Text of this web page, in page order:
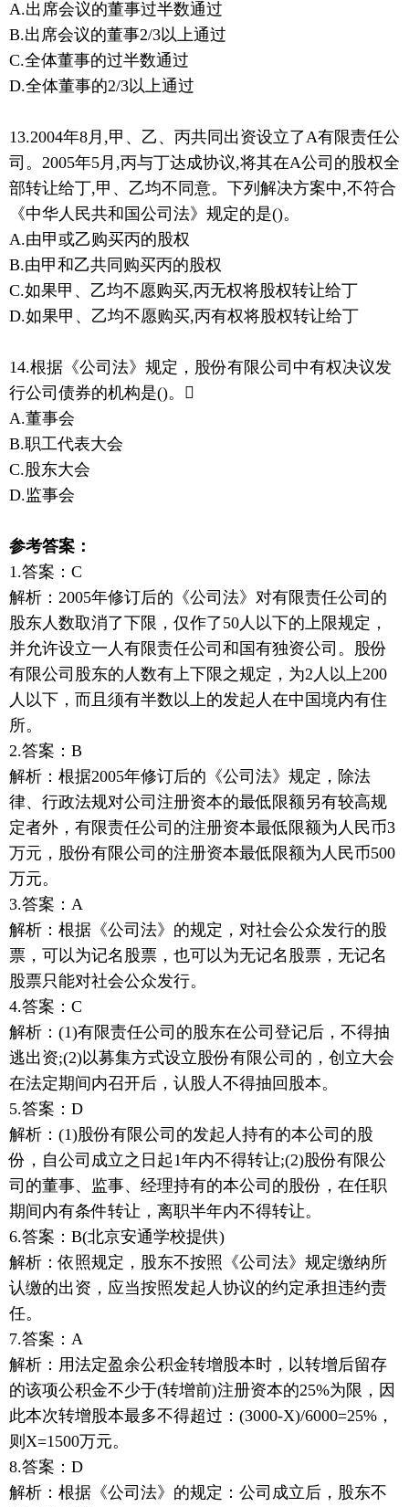
A.出席会议的董事过半数通过
B.出席会议的董事2/3以上通过
C.全体董事的过半数通过
D.全体董事的2/3以上通过
13.2004年8月,甲、乙、丙共同出资设立了A有限责任公
司。2005年5月,丙与丁达成协议,将其在A公司的股权全
部转让给丁,甲、乙均不同意。下列解决方案中,不符合
《中华人民共和国公司法》规定的是()。
A.由甲或乙购买丙的股权
B.由甲和乙共同购买丙的股权
C.如果甲、乙均不愿购买,丙无权将股权转让给丁
D.如果甲、乙均不愿购买,丙有权将股权转让给丁
14.根据《公司法》规定，股份有限公司中有权决议发
行公司债券的机构是()。
A.董事会
B.职工代表大会
C.股东大会
D.监事会
参考答案：
1.答案：C
解析：2005年修订后的《公司法》对有限责任公司的
股东人数取消了下限，仅作了50人以下的上限规定，
并允许设立一人有限责任公司和国有独资公司。股份
有限公司股东的人数有上下限之规定，为2人以上200
人以下，而且须有半数以上的发起人在中国境内有住
所。
2.答案：B
解析：根据2005年修订后的《公司法》规定，除法
律、行政法规对公司注册资本的最低限额另有较高规
定者外，有限责任公司的注册资本最低限额为人民币3
万元，股份有限公司的注册资本最低限额为人民币500
万元。
3.答案：A
解析：根据《公司法》的规定，对社会公众发行的股
票，可以为记名股票，也可以为无记名股票，无记名
股票只能对社会公众发行。
4.答案：C
解析：(1)有限责任公司的股东在公司登记后，不得抽
逃出资;(2)以募集方式设立股份有限公司的，创立大会
在法定期间内召开后，认股人不得抽回股本。
5.答案：D
解析：(1)股份有限公司的发起人持有的本公司的股
份，自公司成立之日起1年内不得转让;(2)股份有限公
司的董事、监事、经理持有的本公司的股份，在任职
期间内有条件转让，离职半年内不得转让。
6.答案：B(北京安通学校提供)
解析：依照规定，股东不按照《公司法》规定缴纳所
认缴的出资，应当按照发起人协议的约定承担违约责
任。
7.答案：A
解析：用法定盈余公积金转增股本时，以转增后留存
的该项公积金不少于(转增前)注册资本的25%为限，因
此本次转增股本最多不得超过：(3000-X)/6000=25%，
则X=1500万元。
8.答案：D
解析：根据《公司法》的规定：公司成立后，股东不